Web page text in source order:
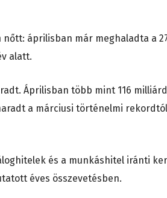
nőtt: áprilisban már meghaladta a
alatt.
Áprilisban több mint 116
a márciusi történelmi
és a munkáshitel iránti
éves összevetésben.